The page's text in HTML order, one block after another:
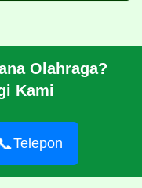
Olahraga?
Kami
Telepon
Jasa Pembuatan
IAAF International